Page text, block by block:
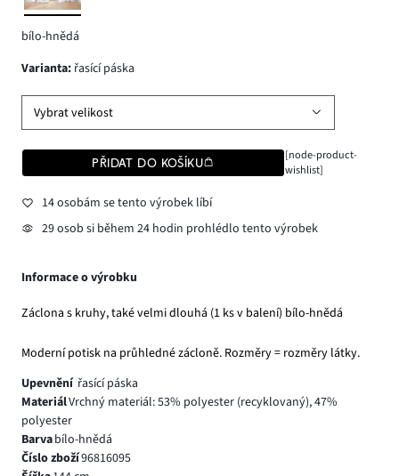
bílo-hnědá
varianta: řasící páska
Vybrat velikost
PŘIDAT DO KOŠÍKU
[node-product-
wishlist]
14 osobám se tento výrobek líbí
29 osob si během 24 hodin prohlédlo tento výrobek
Informace o výrobku
Záclona s kruhy, také velmi dlouhá (1 ks v balení) bílo-hnědá
Moderní potisk na průhledné zácloně. Rozměry = rozměry látky.
Upevnění řasící páska
MateriálVrchný materiál: 53% polyester (recyklovaný), 47%
polyester
Barvabílo-hnědá
Číslo zboží96816095